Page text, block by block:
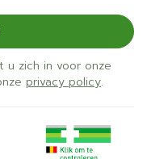
u zich in voor onze
privacy policy.